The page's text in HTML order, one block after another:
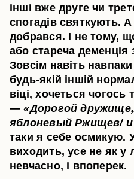
інші вже друге чи
спогадів святкують.
добрався. І не тому,
або стареча деменція
Зовсім навіть
будь-якій іншій
віці, хочеться чогось
—«Дорогой
яблоневый Ржищев/
таки я себе осмикую.
виходить, усе не як у
невчасно, і впоперек.